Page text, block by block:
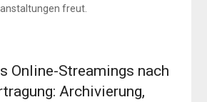
freut.
Online-Streamings nach
Archivierung,